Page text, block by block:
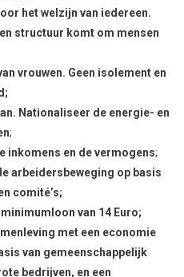
het welzijn van iedereen.
structuur komt om mensen
vrouwen. Geen isolement en
Nationaliseer de energie- en
;
inkomens en de vermogens;
arbeidersbeweging op basis
comité’s;
van 14 Euro;
met een economie
van gemeenschappelijk
bedrijven, en een